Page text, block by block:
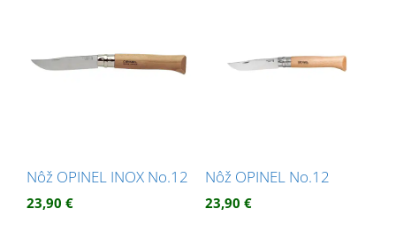
Nôž OPINEL INOX No.12
23,90 €
Nôž OPINEL No.12
23,90 €